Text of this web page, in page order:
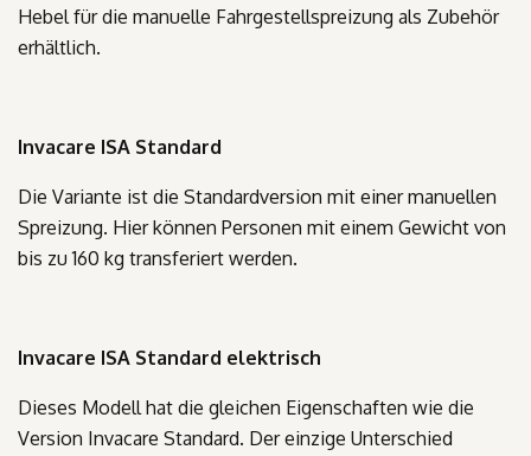
Hebel für die manuelle Fahrgestellspreizung als Zubehör
erhältlich.
Invacare ISA Standard
Die Variante ist die Standardversion mit einer manuellen
Spreizung. Hier können Personen mit einem Gewicht von
bis zu 160 kg transferiert werden.
Invacare ISA Standard elektrisch
Dieses Modell hat die gleichen Eigenschaften wie die
Version Invacare Standard. Der einzige Unterschied